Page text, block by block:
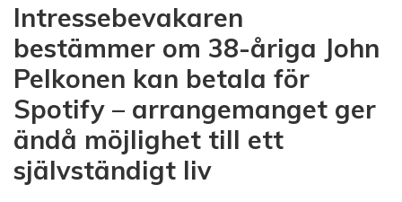
Intressebevakaren
bestämmer om 38-åriga John
Pelkonen kan betala för
Spotify – arrangemanget ger
ändå möjlighet till ett
självständigt liv